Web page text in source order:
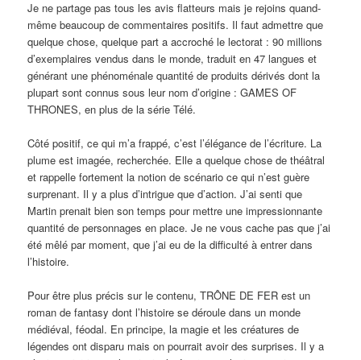
Je ne partage pas tous les avis flatteurs mais je rejoins quand-
même beaucoup de commentaires positifs. Il faut admettre que
quelque chose, quelque part a accroché le lectorat : 90 millions
d’exemplaires vendus dans le monde, traduit en 47 langues et
générant une phénoménale quantité de produits dérivés dont la
plupart sont connus sous leur nom d’origine : GAMES OF
THRONES, en plus de la série Télé.
Côté positif, ce qui m’a frappé, c’est l’élégance de l’écriture. La
plume est imagée, recherchée. Elle a quelque chose de théâtral
et rappelle fortement la notion de scénario ce qui n’est guère
surprenant. Il y a plus d’intrigue que d’action. J’ai senti que
Martin prenait bien son temps pour mettre une impressionnante
quantité de personnages en place. Je ne vous cache pas que j’ai
été mêlé par moment, que j’ai eu de la difficulté à entrer dans
l’histoire.
Pour être plus précis sur le contenu, TRÔNE DE FER est un
roman de fantasy dont l’histoire se déroule dans un monde
médiéval, féodal. En principe, la magie et les créatures de
légendes ont disparu mais on pourrait avoir des surprises. Il y a